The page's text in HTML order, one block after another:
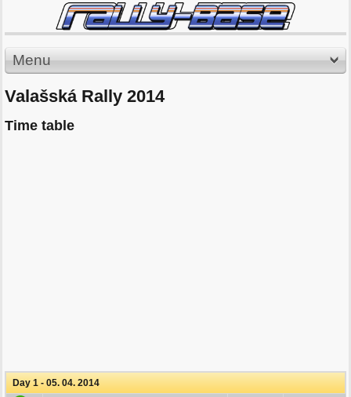
Menu
Valašská Rally 2014
Time table
Day 1 - 05. 04. 2014